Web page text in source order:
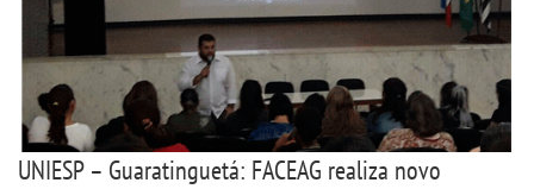
UNIESP – Guaratinguetá: FACEAG realiza novo